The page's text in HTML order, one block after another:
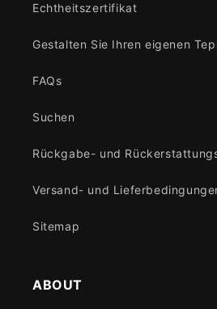
Echtheitszertifikat
Gestalten Sie Ihren eigenen
FAQs
Suchen
Rückgabe- und
Versand- und
Sitemap
ABOUT